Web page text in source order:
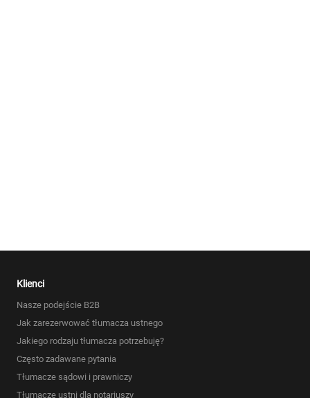
Klienci
Nasze podejście B2B
Jak zarezerwować tłumacza ustnego
Jakiego rodzaju tłumacza potrzebuję?
Często zadawane pytania
Tłumacze sądowi i prawniczy
Tłumacze ustni dla notariuszy